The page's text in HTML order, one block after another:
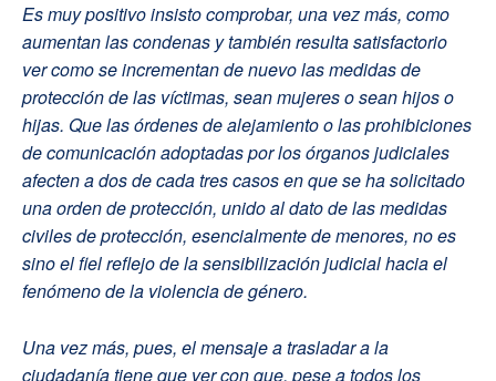
Es muy positivo insisto comprobar, una vez más, como
aumentan las condenas y también resulta satisfactorio
ver como se incrementan de nuevo las medidas de
protección de las víctimas, sean mujeres o sean hijos o
hijas. Que las órdenes de alejamiento o las prohibiciones
de comunicación adoptadas por los órganos judiciales
afecten a dos de cada tres casos en que se ha solicitado
una orden de protección, unido al dato de las medidas
civiles de protección, esencialmente de menores, no es
sino el fiel reflejo de la sensibilización judicial hacia el
fenómeno de la violencia de género.
Una vez más, pues, el mensaje a trasladar a la
ciudadanía tiene que ver con que, pese a todos los